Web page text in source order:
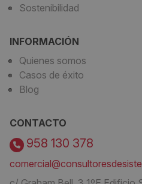
Sostenibilidad
INFORMACIÓN
Quienes somos
Casos de éxito
Blog
CONTACTO
958 130 378